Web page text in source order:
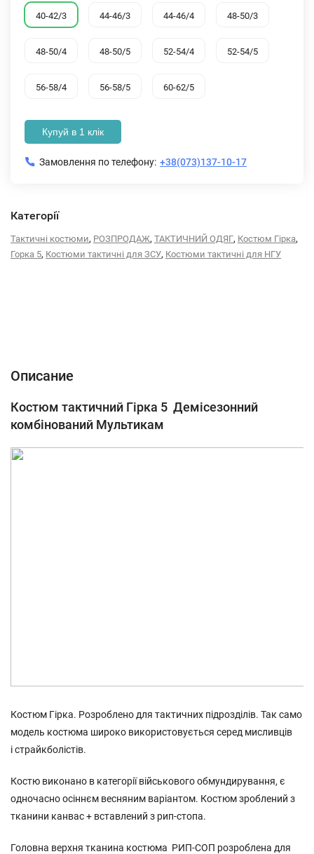
40-42/3 44-46/3 44-46/4 48-50/3
48-50/4 48-50/5 52-54/4 52-54/5
56-58/4 56-58/5 60-62/5
Купуй в 1 клік
Замовлення по телефону: +38(073)137-10-17
Категорії
Тактичні костюми, РОЗПРОДАЖ, ТАКТИЧНИЙ ОДЯГ, Костюм Гірка,
Горка 5, Костюми тактичні для ЗСУ, Костюми тактичні для НГУ
Описание
Костюм тактичний Гірка 5 Демісезонний
комбінований Мультикам
Костюм Гірка. Розроблено для тактичних підрозділів. Так само
модель костюма широко використовується серед мисливців
і страйкболістів.
Костю виконано в категорії військового обмундирування, є
одночасно осіннєм весняним варіантом. Костюм зроблений з
тканини канвас + вставлений з рип-стопа.
Головна верхня тканина костюма РИП-СОП розроблена для